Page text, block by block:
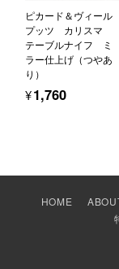
ピカード＆ヴィール
プッツ カリスマ
テーブルナイフ ミ
ラー仕上げ（つやあ
り）
¥1,760
HOME